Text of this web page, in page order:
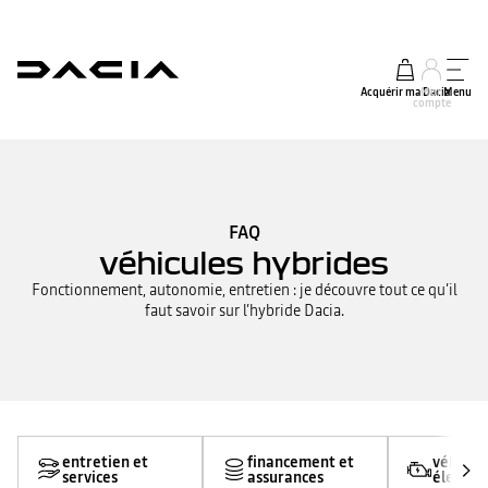
Acquérir ma Dacia
Mon
compte
Menu
FAQ
véhicules hybrides
Fonctionnement, autonomie, entretien : je découvre tout ce qu’il
faut savoir sur l’hybride Dacia.
entretien et
services
financement et
assurances